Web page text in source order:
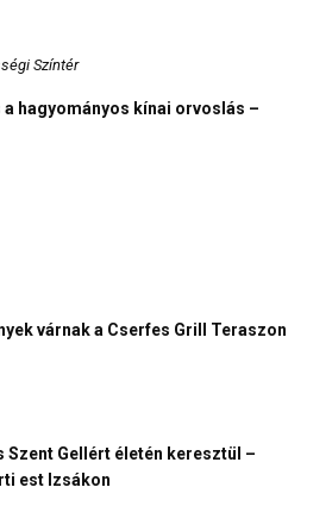
Színtér
hagyományos kínai orvoslás –
várnak a Cserfes Grill Teraszon
Gellért életén keresztül –
est Izsákon